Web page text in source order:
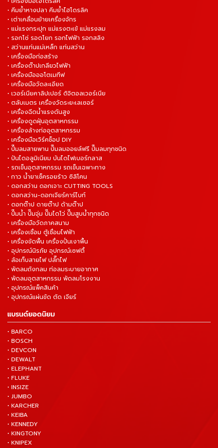
• คีมย้ำหางปลา คีมย้ำไฮโดรลิค
• เต่าเคลื่อนย้ายเครื่องจักร
• แม่แรงกระปุก แม่แรงตะเข้ แม่แรงลม
• รอกโซ่ รอดโยก รอกไฟฟ้า รอกสลิง
• สว่านแท่นแม่เหล็ก แท่นสว่าน
• เครื่องมือก่อสร้าง
• เครื่องต๊าปเกลียวไฟฟ้า
• เครื่องมือออโตเมทีฟ
• เครื่องมือวัดละเอียด
• เวอร์เนียคาลิปเปอร์ ดิจิตอลเวอร์เนีย
• ตลับเมตร เครื่องวัดระยะเลเซอร์
• เครื่องฉีดน้ำแรงดันสูง
• เครื่องดูดฝุ่นอุตสาหกรรม
• เครื่องล้างท่ออุตสาหกรรม
• เครื่องมือเวิร์คช็อป DIY
• ปั๊มลมสายพาน ปั๊มลมออยล์ฟรี ปั๊มลมทุกชนิด
• ปันไดอลูมิเนียม บันไดไฟเบอร์กลาส
• รถเข็นอุตสาหกรรม รถเข็นเฉพาะทาง
• กาว น้ำยาเช็ครอยร้าว ซิลิโคน
• ดอกสว่าน ดอกเจาะ CUTTING TOOLS
• ดอกสว่าน-ดอกเจียร์คาร์ไบท์
• ดอกต๊าป ดายต๊าป ด้ามต๊าป
• ปั๊มน้ำ ปั๊มจุ่ม ปั๊มไดโว่ ปั๊มสูบน้ำทุกชนิด
• เครื่องมือวัดภาคสนาม
• เครื่องเชื่อม ตู้เชื่อมไฟฟ้า
• เครื่องขัดพื้น เครื่องปั่นเงาพื้น
• อุปกรณ์นิรภัย อุปกรณ์เซฟตี้
• ล้อเก็บสายไฟ ปลั๊กไฟ
• พัดลมถังกลม ท่อลมระบายอากาศ
• พัดลมอุตสาหกรรม พัดลมโรงงาน
• อุปกรณ์แพ็คสินค้า
• อุปกรณ์แผ่นขัด ตัด เจียร์
แบรนด์ยอดนิยม
• BARCO
• BOSCH
• DEVCON
• DEWALT
• ELEPHANT
• FLUKE
• INSIZE
• JUMBO
• KARCHER
• KEIBA
• KENNEDY
• KINGTONY
• KNIPEX